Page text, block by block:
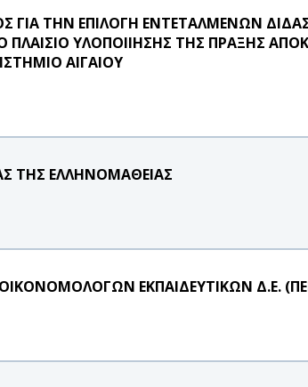
ΓΙΑ ΤΗΝ ΕΠΙΛΟΓΗ ΕΝΤΕΤΑΛΜΕΝΩΝ
ΠΛΑΙΣΙΟ ΥΛΟΠΟΙΙΗΣΗΣ ΤΗΣ ΠΡΑΞΗΣ
ΑΙΓΑΙΟΥ
ΤΗΣ ΕΛΛΗΝΟΜΑΘΕΙΑΣ
ΕΚΠΑΙΔΕΥΤΙΚΩΝ Δ.Ε.